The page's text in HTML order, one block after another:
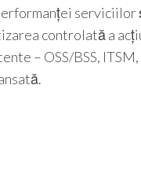
serviciilor
controlată a
– OSS/BSS, ITSM,